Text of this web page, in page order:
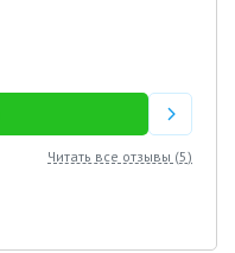
Читать все отзывы (5)